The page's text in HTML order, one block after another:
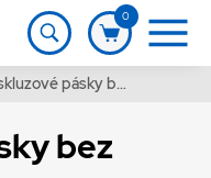
0
Protiskluzové pásky bez značky
bez